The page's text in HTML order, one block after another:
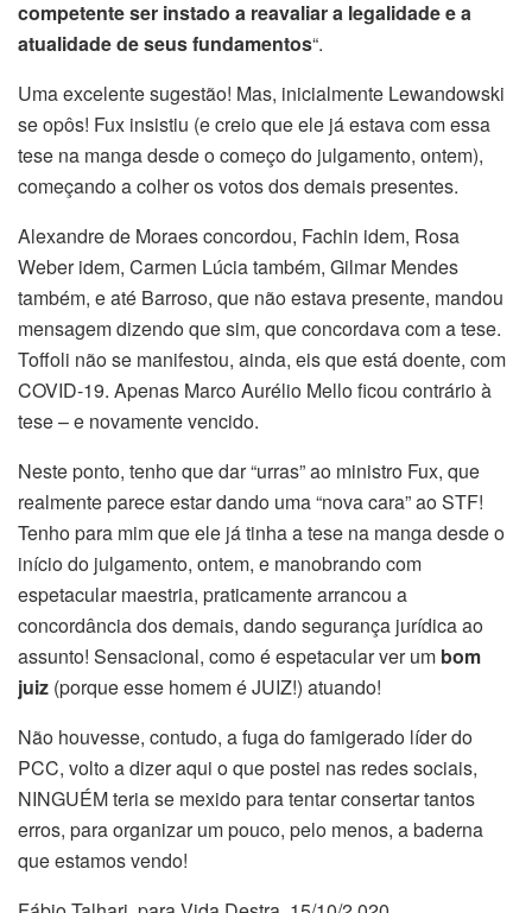
competente ser instado a reavaliar a legalidade e a
atualidade de seus fundamentos“.
Uma excelente sugestão! Mas, inicialmente Lewandowski
se opôs! Fux insistiu (e creio que ele já estava com essa
tese na manga desde o começo do julgamento, ontem),
começando a colher os votos dos demais presentes.
Alexandre de Moraes concordou, Fachin idem, Rosa
Weber idem, Carmen Lúcia também, Gilmar Mendes
também, e até Barroso, que não estava presente, mandou
mensagem dizendo que sim, que concordava com a tese.
Toffoli não se manifestou, ainda, eis que está doente, com
COVID-19. Apenas Marco Aurélio Mello ficou contrário à
tese – e novamente vencido.
Neste ponto, tenho que dar “urras” ao ministro Fux, que
realmente parece estar dando uma “nova cara” ao STF!
Tenho para mim que ele já tinha a tese na manga desde o
início do julgamento, ontem, e manobrando com
espetacular maestria, praticamente arrancou a
concordância dos demais, dando segurança jurídica ao
assunto! Sensacional, como é espetacular ver um bom
juiz (porque esse homem é JUIZ!) atuando!
Não houvesse, contudo, a fuga do famigerado líder do
PCC, volto a dizer aqui o que postei nas redes sociais,
NINGUÉM teria se mexido para tentar consertar tantos
erros, para organizar um pouco, pelo menos, a baderna
que estamos vendo!